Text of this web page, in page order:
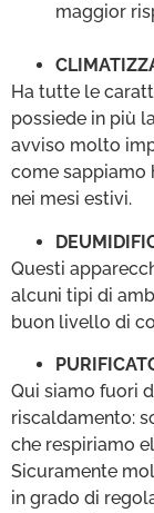
maggior
Ha tutte le
possiede in più
avviso molto
come sappiamo
nei mesi estivi.
Questi
alcuni tipi di
buon livello di
Qui siamo fuori
riscaldamento:
che respiriamo
Sicuramente
in grado di